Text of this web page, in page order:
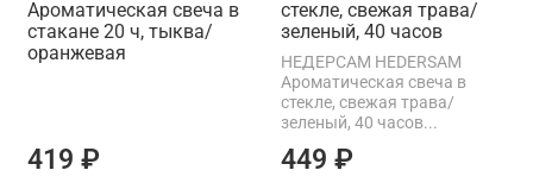
Ароматическая свеча в
стакане 20 ч, тыква/
оранжевая
419 ₽
стекле, свежая трава/
зеленый, 40 часов
НЕДЕРСАМ HEDERSAM
Ароматическая свеча в
стекле, свежая трава/
зеленый, 40 часов...
449 ₽